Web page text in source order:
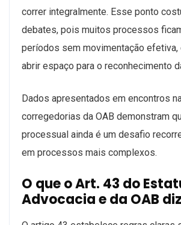
correr integralmente. Esse ponto
debates, pois muitos processos
períodos sem movimentação efetiva,
abrir espaço para o reconhecimento
Dados apresentados em encontros
corregedorias da OAB demonstram
processual ainda é um desafio
em processos mais complexos.
O que o Art. 43 do
Advocacia e da OAB